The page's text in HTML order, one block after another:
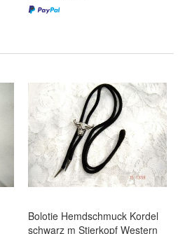
Bolotie Hemdschmuck Kordel
schwarz m Stierkopf Western